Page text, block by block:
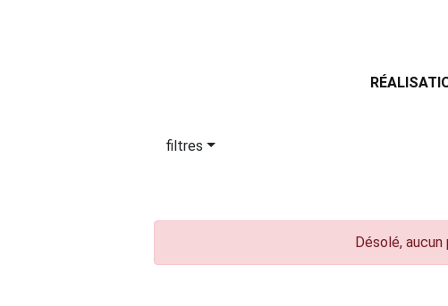
filtres
Désolé,